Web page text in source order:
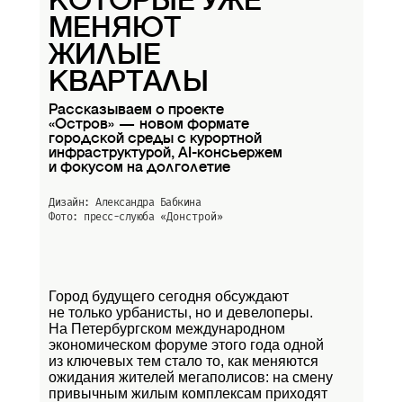
МЕНЯЮТ
ЖИЛЫЕ
КВАРТАЛЫ
Рассказываем о проекте
«Остров» — новом формате
городской среды с курортной
инфраструктурой, AI-консьержем
и фокусом на долголетие
Дизайн: Александра Бабкина
Фото: пресс-слуюба «Донстрой»
Город будущего сегодня обсуждают
не только урбанисты, но и девелоперы.
На Петербургском международном
экономическом форуме этого года одной
из ключевых тем стало то, как меняются
ожидания жителей мегаполисов: на смену
привычным жилым комплексам приходят